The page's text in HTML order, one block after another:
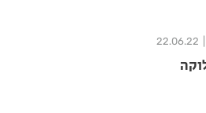
22.06.22